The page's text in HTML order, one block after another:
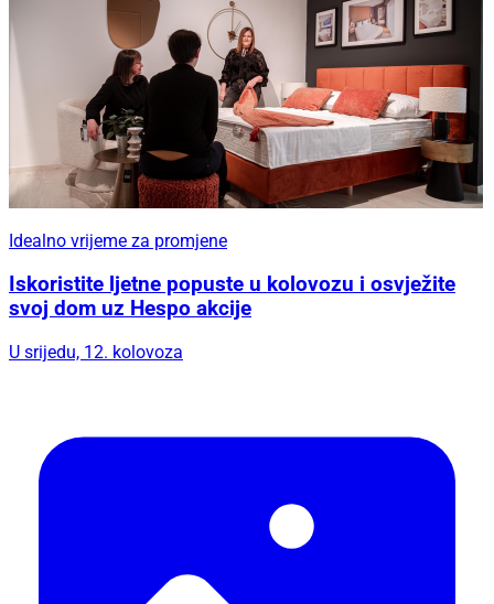
Idealno vrijeme za promjene
Iskoristite ljetne popuste u kolovozu i osvježite
svoj dom uz Hespo akcije
U srijedu, 12. kolovoza